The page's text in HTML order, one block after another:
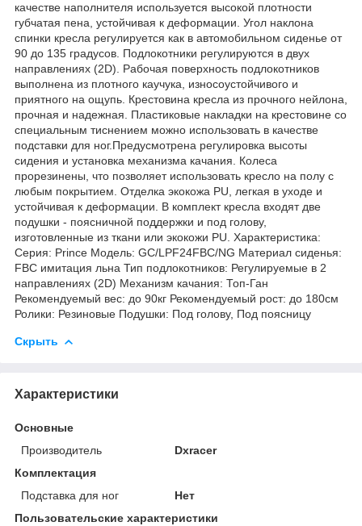
качестве наполнителя используется высокой плотности
губчатая пена, устойчивая к деформации. Угол наклона
спинки кресла регулируется как в автомобильном сиденье от
90 до 135 градусов. Подлокотники регулируются в двух
направлениях (2D). Рабочая поверхность подлокотников
выполнена из плотного каучука, износоустойчивого и
приятного на ощупь. Крестовина кресла из прочного нейлона,
прочная и надежная. Пластиковые накладки на крестовине со
специальным тиснением можно использовать в качестве
подставки для ног.Предусмотрена регулировка высоты
сидения и установка механизма качания. Колеса
прорезинены, что позволяет использовать кресло на полу с
любым покрытием. Отделка экокожа PU, легкая в уходе и
устойчивая к деформации. В комплект кресла входят две
подушки - поясничной поддержки и под голову,
изготовленные из ткани или экокожи PU. Характеристика:
Серия: Prince Модель: GC/LPF24FBC/NG Материал сиденья:
FBC имитация льна Тип подлокотников: Регулируемые в 2
направлениях (2D) Механизм качания: Топ-Ган
Рекомендуемый вес: до 90кг Рекомендуемый рост: до 180см
Ролики: Резиновые Подушки: Под голову, Под поясницу
Скрыть
Характеристики
Основные
Производитель
Dxracer
Комплектация
Подставка для ног
Нет
Пользовательские характеристики